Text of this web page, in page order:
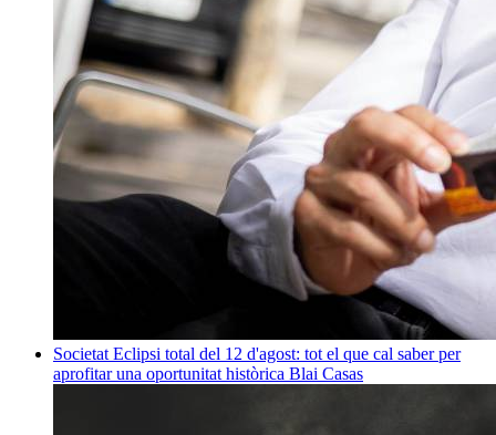
Societat Eclipsi total del 12 d'agost: tot el que cal saber per
aprofitar una oportunitat històrica Blai Casas